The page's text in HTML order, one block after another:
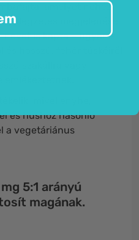
amelyet nehéz
jellegzetes megjelenése
nevet is kapta – ugyanis
és húshoz hasonló
a vegetáriánus
5:1 arányú
magának.